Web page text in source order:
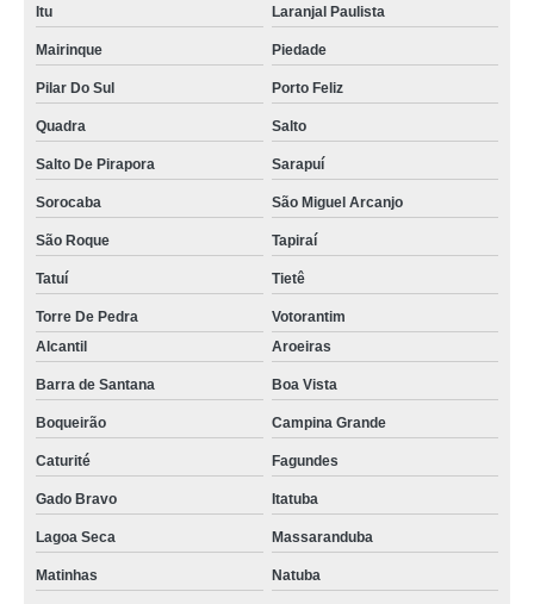
Itu Laranjal Paulista
Mairinque Piedade
Pilar Do Sul Porto Feliz
Quadra Salto
Salto De Pirapora Sarapuí
Sorocaba São Miguel Arcanjo
São Roque Tapiraí
Tatuí Tietê
Torre De Pedra
Votorantim
Alcantil
Aroeiras
Barra de Santana Boa Vista
Boqueirão Campina Grande
Caturité Fagundes
Gado Bravo Itatuba
Lagoa Seca Massaranduba
Matinhas Natuba